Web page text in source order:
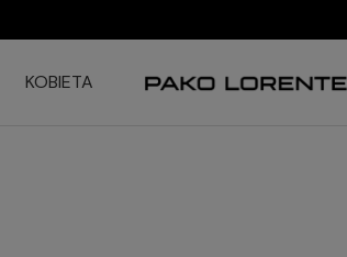
KOBIETA